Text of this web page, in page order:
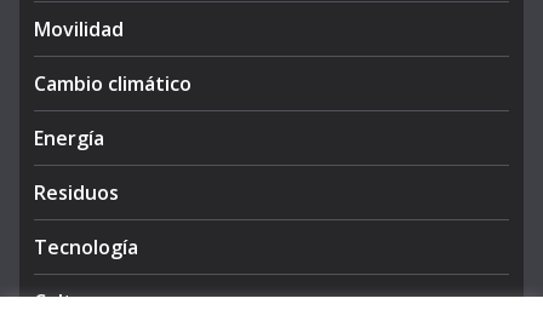
Movilidad
Cambio climático
Energía
Residuos
Tecnología
Cultura